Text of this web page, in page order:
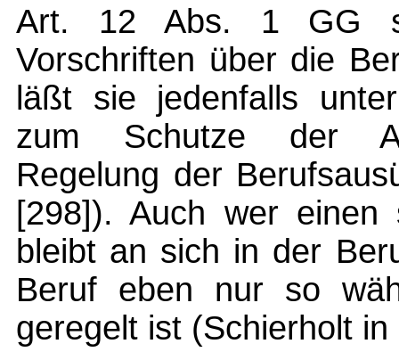
Art. 12 Abs. 1 GG
Vorschriften über die
läßt sie jedenfalls
zum Schutze der
Regelung der
[298]). Auch wer
bleibt an sich in der
Beruf eben nur so
geregelt ist (Schierholt